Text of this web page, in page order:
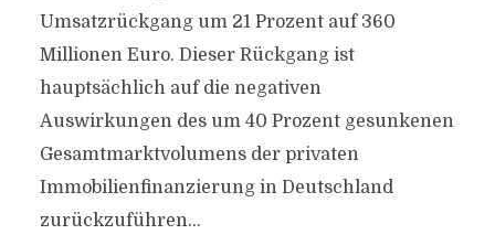
Umsatzrückgang um 21 Prozent auf 360
Millionen Euro. Dieser Rückgang ist
hauptsächlich auf die negativen
Auswirkungen des um 40 Prozent gesunkenen
Gesamtmarktvolumens der privaten
Immobilienfinanzierung in Deutschland
zurückzuführen...